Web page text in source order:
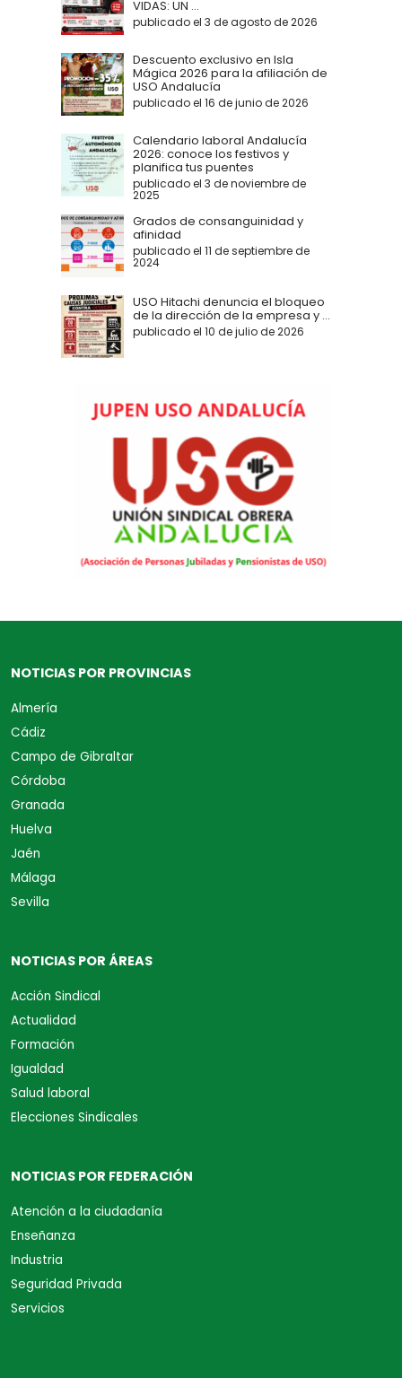
VIDAS: UN ...
publicado el 3 de agosto de 2026
Descuento exclusivo en Isla
Mágica 2026 para la afiliación de
USO Andalucía
publicado el 16 de junio de 2026
Calendario laboral Andalucía
2026: conoce los festivos y
planifica tus puentes
publicado el 3 de noviembre de
2025
Grados de consanguinidad y
afinidad
publicado el 11 de septiembre de
2024
USO Hitachi denuncia el bloqueo
de la dirección de la empresa y ...
publicado el 10 de julio de 2026
NOTICIAS POR PROVINCIAS
Almería
Cádiz
Campo de Gibraltar
Córdoba
Granada
Huelva
Jaén
Málaga
Sevilla
NOTICIAS POR ÁREAS
Acción Sindical
Actualidad
Formación
Igualdad
Salud laboral
Elecciones Sindicales
NOTICIAS POR FEDERACIÓN
Atención a la ciudadanía
Enseñanza
Industria
Seguridad Privada
Servicios